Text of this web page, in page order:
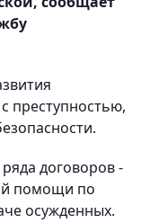
преступностью,
договоров -
помощи по
осужденных.